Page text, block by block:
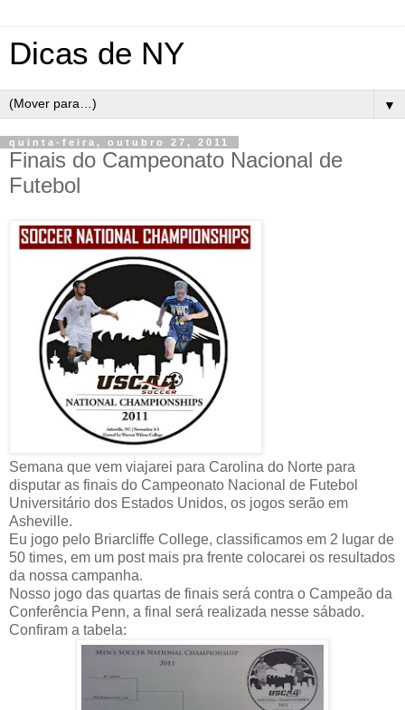
Dicas de NY
▼
quinta-feira, outubro 27, 2011
Finais do Campeonato Nacional de
Futebol
Semana que vem viajarei para Carolina do Norte para
disputar as finais do Campeonato Nacional de Futebol
Universitário dos Estados Unidos, os jogos serão em
Asheville.
Eu jogo pelo Briarcliffe College, classificamos em 2 lugar de
50 times, em um post mais pra frente colocarei os resultados
da nossa campanha.
Nosso jogo das quartas de finais será contra o Campeão da
Conferência Penn, a final será realizada nesse sábado.
Confiram a tabela: